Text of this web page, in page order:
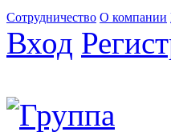
Сотрудничество О компании
Вход